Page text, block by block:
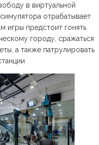
в виртуальной
отрабатывает
игры предстоит гонять
городу, сражаться
а также патрулировать